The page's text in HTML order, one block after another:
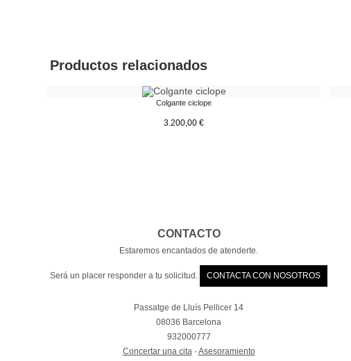
Productos relacionados
Colgante ciclope
3.200,00€
CONTACTO
Estaremos encantados de atenderte.
Será un placer responder a tu solicitud. CONTACTA CON NOSOTROS
Passatge de Lluís Pellicer 14
08036 Barcelona
932000777
Concertar una cita · Asesoramiento